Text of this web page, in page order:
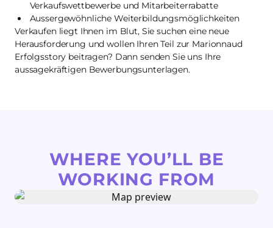
Verkaufswettbewerbe und Mitarbeiterrabatte
Aussergewöhnliche Weiterbildungsmöglichkeiten
Verkaufen liegt Ihnen im Blut, Sie suchen eine neue
Herausforderung und wollen Ihren Teil zur Marionnaud
Erfolgsstory beitragen? Dann senden Sie uns Ihre
aussagekräftigen Bewerbungsunterlagen.
WHERE YOU’LL BE
WORKING FROM